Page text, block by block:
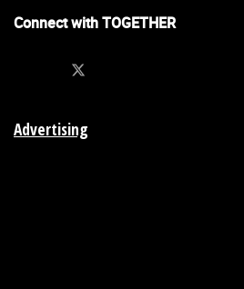
Connect with TOGETHER
Advertising